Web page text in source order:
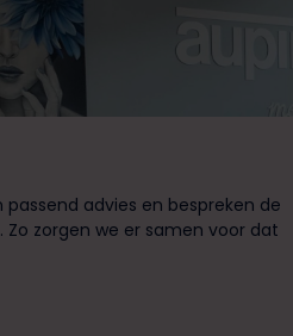
advies en bespreken de
zorgen we er samen voor dat